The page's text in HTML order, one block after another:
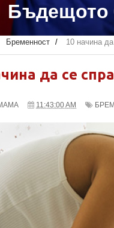
Бременност / 10 начина
да се
11:43:00 AM